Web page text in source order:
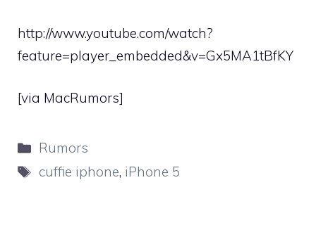
http://www.youtube.com/watch?
feature=player_embedded&v=Gx5MA1tBfKY
[via MacRumors]
Categorie
Rumors
Tag
cuffie iphone, iPhone 5